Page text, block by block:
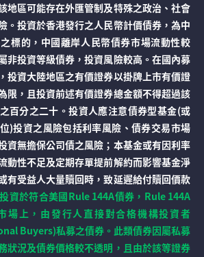
地區可能存在外匯管制及特殊之政治、社會
。投資於香港發行之人民幣計價債券，為中
標的，中國離岸人民幣債券市場流動性較
非投資等級債券，投資風險較高。在國內募
投資大陸地區之有價證券以掛牌上市有價證
限，且投資前述有價證券總金額不得超過該
百分之二十。投資人應注意債券型基金(或
)投資之風險包括利率風險、債券交易市場
資無擔保公司債之風險；本基金或有因利率
動性不足及定期存單提前解約而影響基金淨
有受益人大量贖回時，致延遲給付贖回價款
資於符合美國Rule 144A債券，Rule 144A
場上，由發行人直接對合格機構投資者
Buyers)私募之債券。此類債券因屬私募
狀況及債券價格較不透明，且由於該等證券